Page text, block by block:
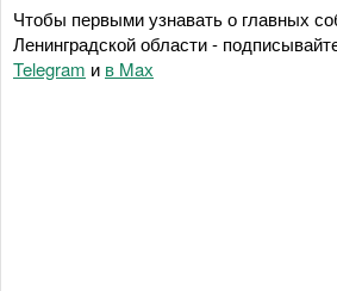
Чтобы первыми узнавать о главных
Ленинградской области -
Telegram и в Maх